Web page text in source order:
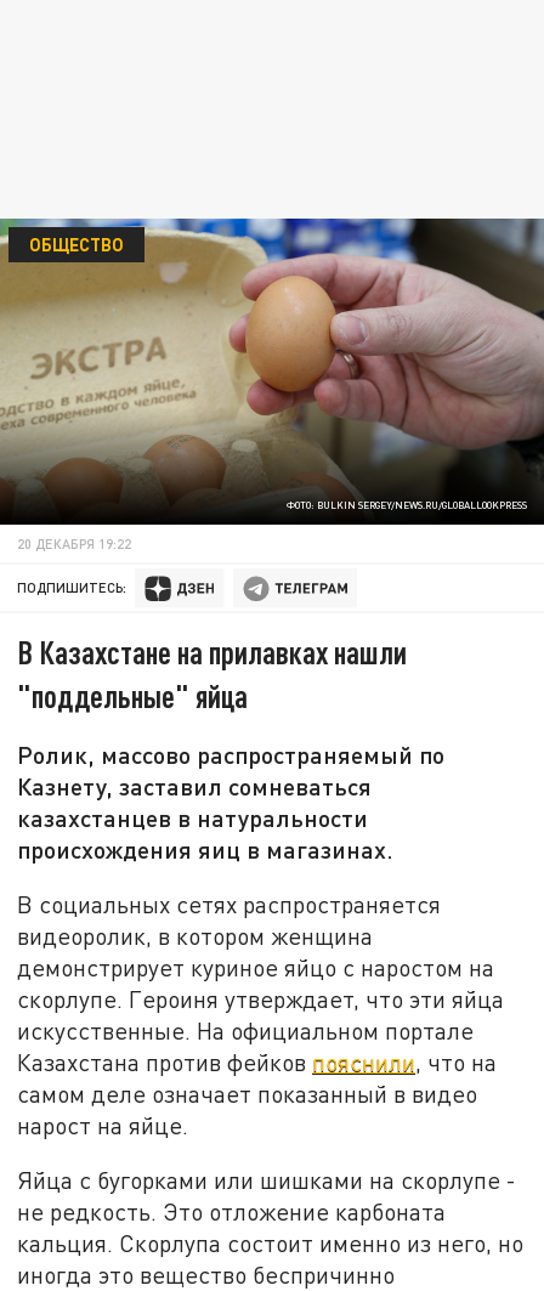
ФОТО: BULKIN SERGEY/NEWS.RU/GLOBALLOOKPRESS
ОБЩЕСТВО
20 ДЕКАБРЯ 19:22
ПОДПИШИТЕСЬ:
В Казахстане на прилавках нашли
"поддельные" яйца
Ролик, массово распространяемый по
Казнету, заставил сомневаться
казахстанцев в натуральности
происхождения яиц в магазинах.
В социальных сетях распространяется
видеоролик, в котором женщина
демонстрирует куриное яйцо с наростом на
скорлупе. Героиня утверждает, что эти яйца
искусственные. На официальном портале
Казахстана против фейков пояснили, что на
самом деле означает показанный в видео
нарост на яйце.
Яйца с бугорками или шишками на скорлупе -
не редкость. Это отложение карбоната
кальция. Скорлупа состоит именно из него, но
иногда это вещество беспричинно